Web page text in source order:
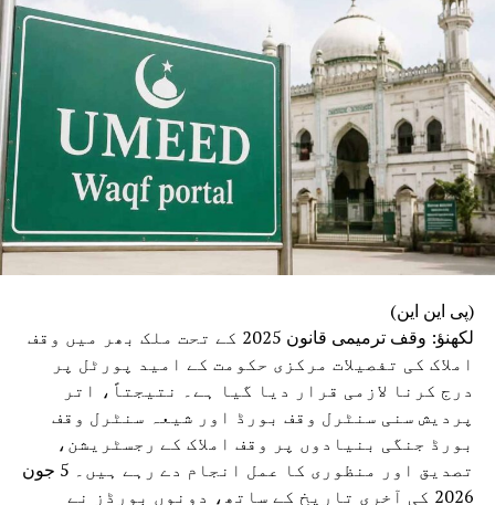
(پی این این)
لکھنؤ: وقف ترمیمی قانون 2025 کے تحت ملک بھر میں وقف
املاک کی تفصیلات مرکزی حکومت کے امید پورٹل پر
درج کرنا لازمی قرار دیا گیا ہے۔ نتیجتاً، اتر
پردیش سنی سنٹرل وقف بورڈ اور شیعہ سنٹرل وقف
بورڈ جنگی بنیادوں پر وقف املاک کے رجسٹریشن،
تصدیق اور منظوری کا عمل انجام دے رہے ہیں۔ 5 جون
2026 کی آخری تاریخ کے ساتھ، دونوں بورڈز نے